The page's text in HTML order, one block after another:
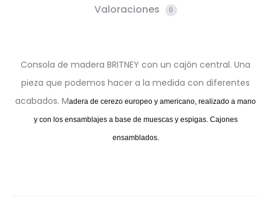
Valoraciones 0
Consola de madera BRITNEY con un cajón central. Una
pieza que podemos hacer a la medida con diferentes
acabados. Madera de cerezo europeo y americano, realizado a mano
y con los ensamblajes a base de muescas y espigas. Cajones
ensamblados.